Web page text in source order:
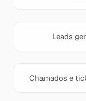
Leads
Chamados e